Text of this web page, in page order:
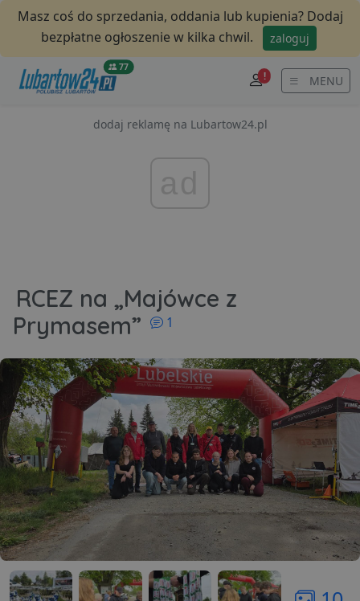
Masz coś do sprzedania, oddania lub kupienia? Dodaj
bezpłatne ogłoszenie w kilka chwil.
zaloguj
77
! MENU
dodaj reklamę na Lubartow24.pl
RCEZ na „Majówce z
Prymasem”
1
komentarzy